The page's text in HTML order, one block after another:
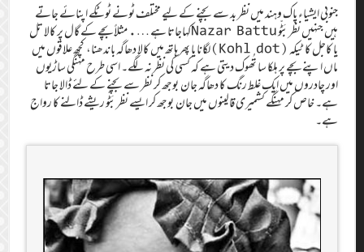
جنوبی ایشیاء پاک وہند میں نظر بد سے بچنے کے لیے مختلف ٹونے ٹوٹکے اپنائے جاتے
ہیں جنہیں نظربَٹّو Nazar Battuکہاجاتا ہے …. مثلاً بچے کے گال پر کالا تل
یا کاجل کا ٹیکہ (Kohl dot)لگانا یا پھر ہاتھ میں کالا دھاگہ باندھنا، کچھ علاقوں میں
ماں اپنے بچے پر ہلکا سا تُھوک دیتی ہے کہ کسی کی نظر نہ لگے۔ اسی طرح مہنگی ساڑیوں
اور چادروں میں ایک غلط رنگ کا دھاگہ جان بوجھ کر نظر سے بچنے کے لئے ڈالا جاتا
ہے۔ خاص کر مہنگے کشمیری قالينوں میں جان بوجھ کر ایسے نظربَٹّو ریشے ڈالنے کا رواج
ہے۔